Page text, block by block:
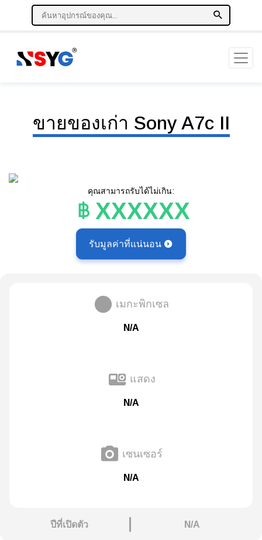
ขายของเก่า Sony A7c II
คุณสามารถรับได้ไม่เกิน:
XXXXXX
รับมูลค่าที่แน่นอน
เมกะพิกเซล
N/A
แสดง
N/A
เซนเซอร์
N/A
ปีที่เปิดตัว N/A